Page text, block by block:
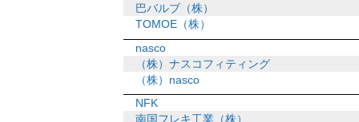
巴バルブ（株）
TOMOE（株）
nasco
（株）ナスコフィティング
（株）nasco
NFK
南国フレキ工業（株）